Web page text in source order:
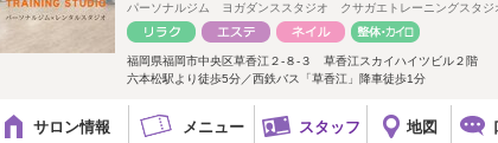
パーソナルジム ヨガダンススタジオ クサガエトレーニングスタジ
福岡県福岡市中央区草香江２-８-３ 草香江スカイハイツビル２階
六本松駅より徒歩5分／西鉄バス「草香江」降車徒歩1分
サロン情報 メニュー スタッフ 地図